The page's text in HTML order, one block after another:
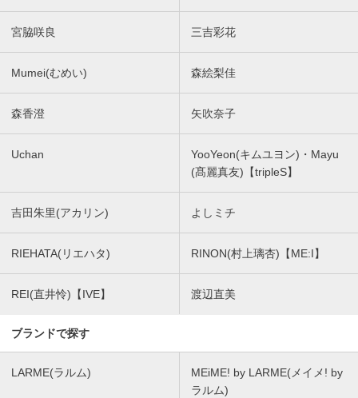
宮脇咲良 三吉彩花
Mumei(むめい) 森絵梨佳
森香澄 矢吹奈子
Uchan
YooYeon(キムユヨン)・Mayu
(髙麗真友)【tripleS】
吉田朱里(アカリン) よしミチ
RIEHATA(リエハタ) RINON(村上璃杏)【ME:I】
REI(直井怜)【IVE】 渡辺直美
ブランドで探す
LARME(ラルム)
MEiME! by LARME(メイメ! by
ラルム)